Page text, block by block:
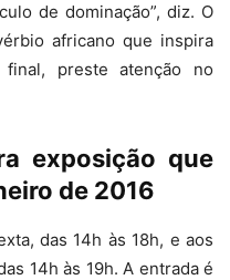
de dominação”, diz. O
africano que inspira
preste atenção no
exposição que
de 2016
das 14h às 18h, e aos
14h às 19h. A entrada é